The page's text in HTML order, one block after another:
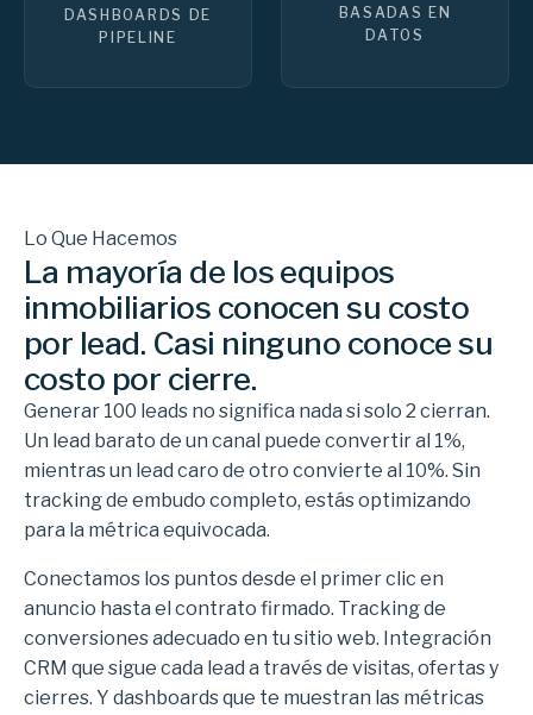
DASHBOARDS DE
PIPELINE
BASADAS EN
DATOS
Lo Que Hacemos
La mayoría de los equipos
inmobiliarios conocen su costo
por lead. Casi ninguno conoce su
costo por cierre.
Generar 100 leads no significa nada si solo 2 cierran.
Un lead barato de un canal puede convertir al 1%,
mientras un lead caro de otro convierte al 10%. Sin
tracking de embudo completo, estás optimizando
para la métrica equivocada.
Conectamos los puntos desde el primer clic en
anuncio hasta el contrato firmado. Tracking de
conversiones adecuado en tu sitio web. Integración
CRM que sigue cada lead a través de visitas, ofertas y
cierres. Y dashboards que te muestran las métricas